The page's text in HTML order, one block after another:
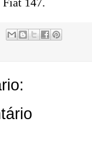
Fiat 147.